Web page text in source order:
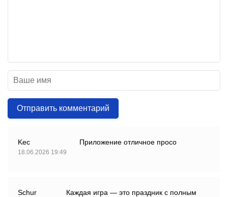
Отправить комментарий
Kec
18.06.2026 19:49
Приложение отличное просо
Schur
Каждая игра — это праздник с полным